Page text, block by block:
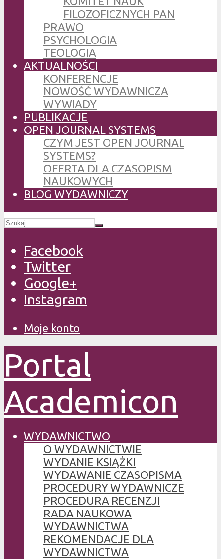
FILOZOFICZNYCH PAN
PRAWO
PSYCHOLOGIA
TEOLOGIA
AKTUALNOŚCI
KONFERENCJE
NOWOŚĆ WYDAWNICZA
WYWIADY
PUBLIKACJE
OPEN JOURNAL SYSTEMS
CZYM JEST OPEN JOURNAL
SYSTEMS?
OFERTA DLA CZASOPISM
NAUKOWYCH
BLOG WYDAWNICZY
Facebook
Twitter
Google+
Instagram
Moje konto
Portal
Academicon
WYDAWNICTWO
O WYDAWNICTWIE
WYDANIE KSIĄŻKI
WYDAWANIE CZASOPISMA
PROCEDURY WYDAWNICZE
PROCEDURA RECENZJI
RADA NAUKOWA
WYDAWNICTWA
REKOMENDACJE DLA
WYDAWNICTWA